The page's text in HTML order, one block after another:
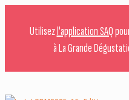
Utilisezl'application SAQ
à La Grande